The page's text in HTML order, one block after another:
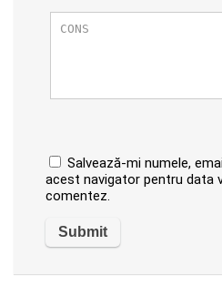
Salvează-mi numele,
acest navigator pentru data
comentez.